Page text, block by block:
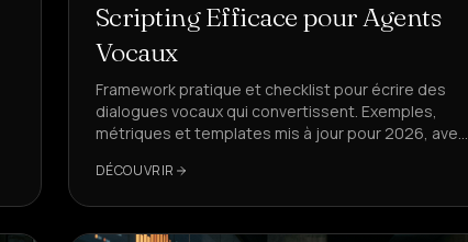
Scripting Efficace pour Agents
Vocaux
Framework pratique et checklist pour écrire des
dialogues vocaux qui convertissent. Exemples,
métriques et templates mis à jour pour 2026, avec
DÉCOUVRIR